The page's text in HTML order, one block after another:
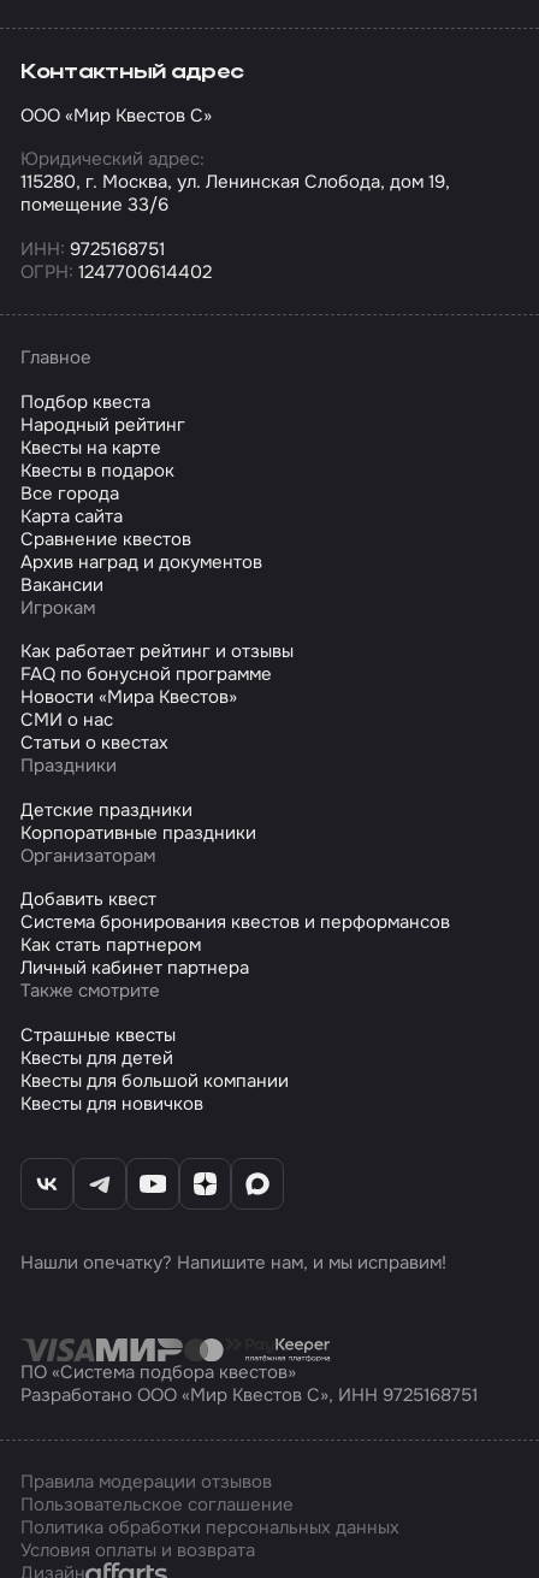
Контактный адрес
ООО «Мир Квестов С»
Юридический адрес:
115280, г. Москва, ул. Ленинская Слобода, дом 19,
помещение 33/6
ИНН: 9725168751
ОГРН: 1247700614402
Главное
Подбор квеста
Народный рейтинг
Квесты на карте
Квесты в подарок
Все города
Карта сайта
Сравнение квестов
Архив наград и документов
Вакансии
Игрокам
Как работает рейтинг и отзывы
FAQ по бонусной программе
Новости «Мира Квестов»
СМИ о нас
Статьи о квестах
Праздники
Детские праздники
Корпоративные праздники
Организаторам
Добавить квест
Система бронирования квестов и перформансов
Как стать партнером
Личный кабинет партнера
Также смотрите
Страшные квесты
Квесты для детей
Квесты для большой компании
Квесты для новичков
Нашли опечатку? Напишите нам, и мы исправим!
ПО «Система подбора квестов»
Разработано ООО «Мир Квестов С», ИНН 9725168751
Правила модерации отзывов
Пользовательское соглашение
Политика обработки персональных данных
Условия оплаты и возврата
ДизайнAffarts